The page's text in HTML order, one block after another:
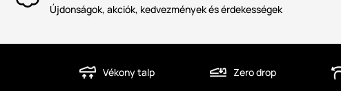
Újdonságok, akciók, kedvezmények és érdekességek
Vékony talp Zero drop